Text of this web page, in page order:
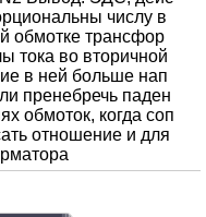
числу в
обмотке трансфор
тока во вторичной
в ней больше нап
пренебречь паден
обмоток, когда соп
отношение и для